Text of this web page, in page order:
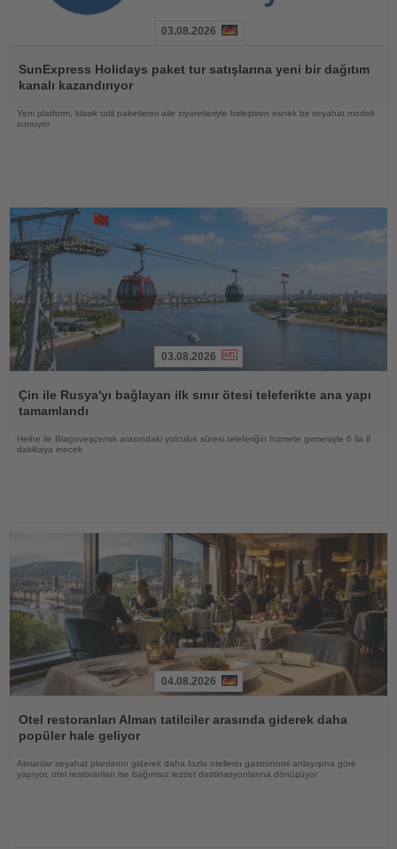
Oku
03.08.2026
SunExpress Holidays paket tur satışlarına yeni bir dağıtım
kanalı kazandırıyor
Yeni platform, klasik tatil paketlerini aile ziyaretleriyle birleştiren esnek bir seyahat modeli
sunuyor
Oku
03.08.2026
Çin ile Rusya'yı bağlayan ilk sınır ötesi teleferikte ana yapı
tamamlandı
Heihe ile Blagoveşçensk arasındaki yolculuk süresi teleferiğin hizmete girmesiyle 6 ila 8
dakikaya inecek
Oku
04.08.2026
Otel restoranları Alman tatilciler arasında giderek daha
popüler hale geliyor
Almanlar seyahat planlarını giderek daha fazla otellerin gastronomi anlayışına göre
yapıyor, otel restoranları ise bağımsız lezzet destinasyonlarına dönüşüyor